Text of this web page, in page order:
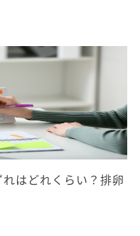
れはどれくらい？排卵